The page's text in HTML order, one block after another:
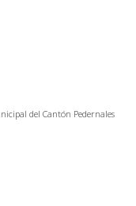
del Cantón Pedernales